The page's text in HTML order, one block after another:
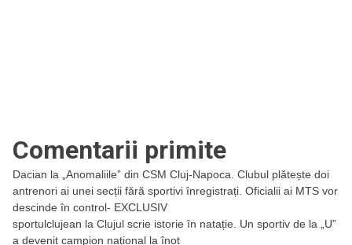
Comentarii primite
Dacian la
„Anomaliile” din CSM Cluj-Napoca. Clubul plătește doi
antrenori ai unei secții fără sportivi înregistrați. Oficialii ai MTS vor
descinde în control- EXCLUSIV
sportulclujean la Clujul scrie istorie în natație. Un sportiv de la „U”
a devenit campion național la înot